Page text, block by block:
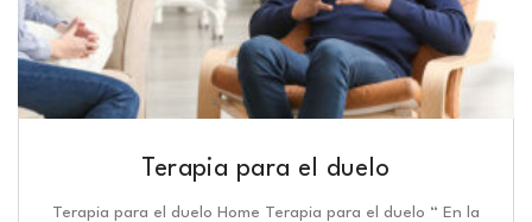
Terapia para el duelo
Terapia para el duelo Home Terapia para el duelo “ En la